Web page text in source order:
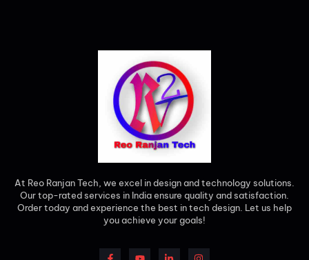
At Reo Ranjan Tech, we excel in design and technology solutions.
Our top-rated services in India ensure quality and satisfaction.
Order today and experience the best in tech design. Let us help
you achieve your goals!